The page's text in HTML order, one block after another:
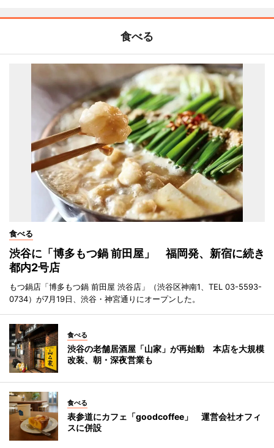
食べる
食べる
渋谷に「博多もつ鍋 前田屋」 福岡発、新宿に続き
都内2号店
もつ鍋店「博多もつ鍋 前田屋 渋谷店」（渋谷区神南1、TEL 03-5593-
0734）が7月19日、渋谷・神宮通りにオープンした。
食べる
渋谷の老舗居酒屋「山家」が再始動 本店を大規模
改装、朝・深夜営業も
食べる
表参道にカフェ「goodcoffee」 運営会社オフィ
スに併設